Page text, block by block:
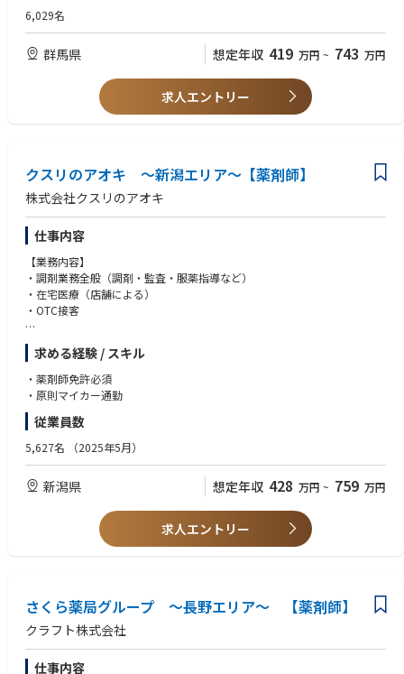
6,029名
群馬県 想定年収 419 万円 ~ 743 万円
求人エントリー
クスリのアオキ ～新潟エリア～【薬剤師】
株式会社クスリのアオキ
仕事内容
【業務内容】
・調剤業務全般（調剤・監査・服薬指導など）
・在宅医療（店舗による）
・OTC接客
【特徴】
・調剤とドラッグストア（物販エリア）で分離申請されていますので、調
剤業務に集中してお仕事が可能です。
・ロードサイドに多く展開しており、お車でアクセスがしやすいエリアで
・調剤手順や調剤機器は店舗ごとで共通のため、ストレスなくお仕事が可
能です。
求める経験 / スキル
・薬剤師免許必須
・原則マイカー通勤
従業員数
5,627名 （2025年5月）
新潟県 想定年収 428 万円 ~ 759 万円
求人エントリー
さくら薬局グループ ～長野エリア～ 【薬剤師】
クラフト株式会社
仕事内容